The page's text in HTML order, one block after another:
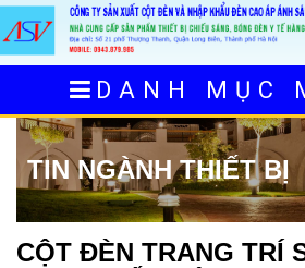
DANH MỤC
TIN NGÀNH THIẾT BỊ
CỘT ĐÈN TRANG TRÍ